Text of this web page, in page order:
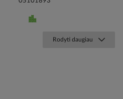
Rodyti daugiau